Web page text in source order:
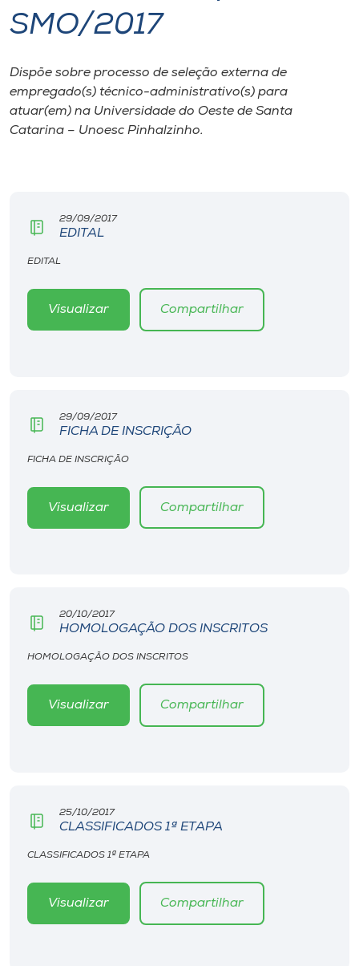
I.nova
Diplomados
Cultura
Biblioteca
Unoesc
Store
Selecione
o idioma
SMO/2017
Dispõe sobre processo de seleção externa de
empregado(s) técnico-administrativo(s) para
atuar(em) na Universidade do Oeste de Santa
Catarina – Unoesc Pinhalzinho.
29/09/2017
EDITAL
EDITAL
Visualizar Compartilhar
29/09/2017
FICHA DE INSCRIÇÃO
FICHA DE INSCRIÇÃO
Visualizar Compartilhar
20/10/2017
HOMOLOGAÇÃO DOS INSCRITOS
HOMOLOGAÇÃO DOS INSCRITOS
Visualizar Compartilhar
25/10/2017
CLASSIFICADOS 1ª ETAPA
CLASSIFICADOS 1ª ETAPA
Visualizar Compartilhar